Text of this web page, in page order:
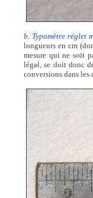
b. Typomètre réglet
longueurs en cm
mesure qui ne soit
légal, se doit donc
conversions dans